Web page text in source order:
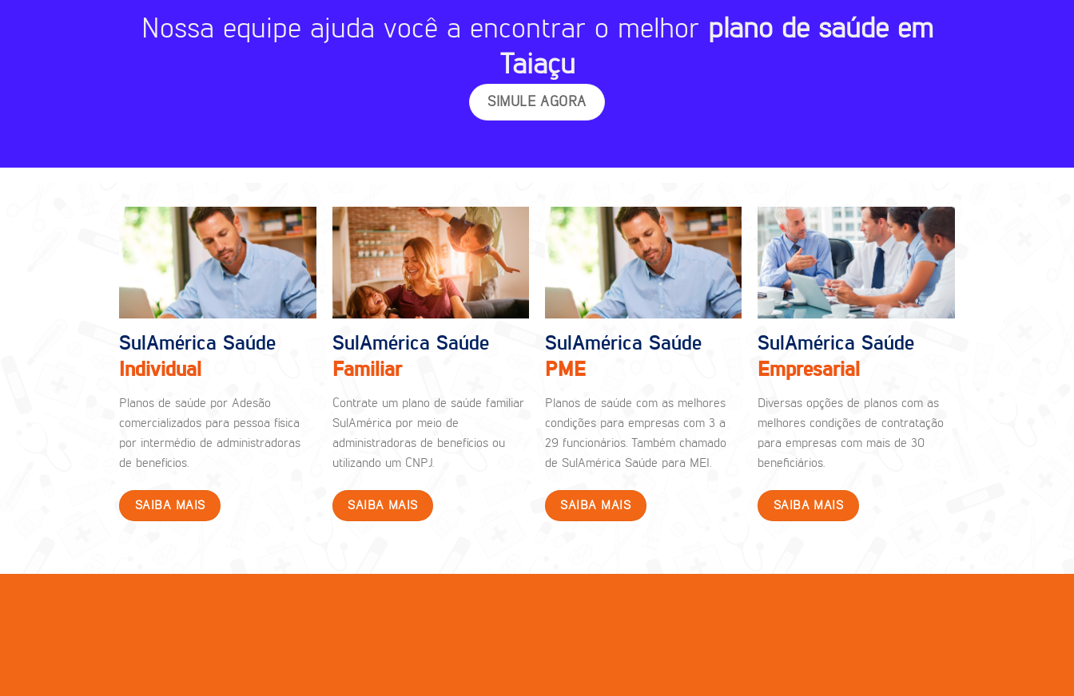
Nossa equipe ajuda você a encontrar o melhor plano de saúde em
Taiaçu
SIMULE AGORA
SulAmérica Saúde
Individual
Planos de saúde por Adesão
comercializados para pessoa física
por intermédio de administradoras
de benefícios.
SAIBA MAIS
SulAmérica Saúde
Familiar
Contrate um plano de saúde familiar
SulAmérica por meio de
administradoras de benefícios ou
utilizando um CNPJ.
SAIBA MAIS
SulAmérica Saúde
PME
Planos de saúde com as melhores
condições para empresas com 3 a
29 funcionários. Também chamado
de SulAmérica Saúde para MEI.
SAIBA MAIS
SulAmérica Saúde
Empresarial
Diversas opções de planos com as
melhores condições de contratação
para empresas com mais de 30
beneficiários.
SAIBA MAIS